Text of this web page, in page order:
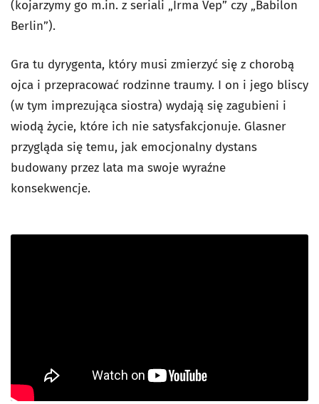
(kojarzymy go m.in. z seriali „Irma Vep” czy „Babilon
Berlin”).
Gra tu dyrygenta, który musi zmierzyć się z chorobą
ojca i przepracować rodzinne traumy. I on i jego bliscy
(w tym imprezująca siostra) wydają się zagubieni i
wiodą życie, które ich nie satysfakcjonuje. Glasner
przygląda się temu, jak emocjonalny dystans
budowany przez lata ma swoje wyraźne
konsekwencje.